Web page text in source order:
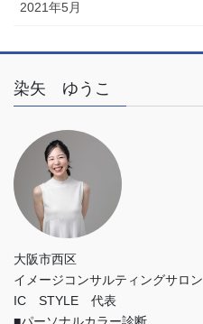
2021年5月
染矢 ゆうこ
大阪市西区
イメージコンサルティングサロン
IC STYLE 代表
■パーソナルカラー診断